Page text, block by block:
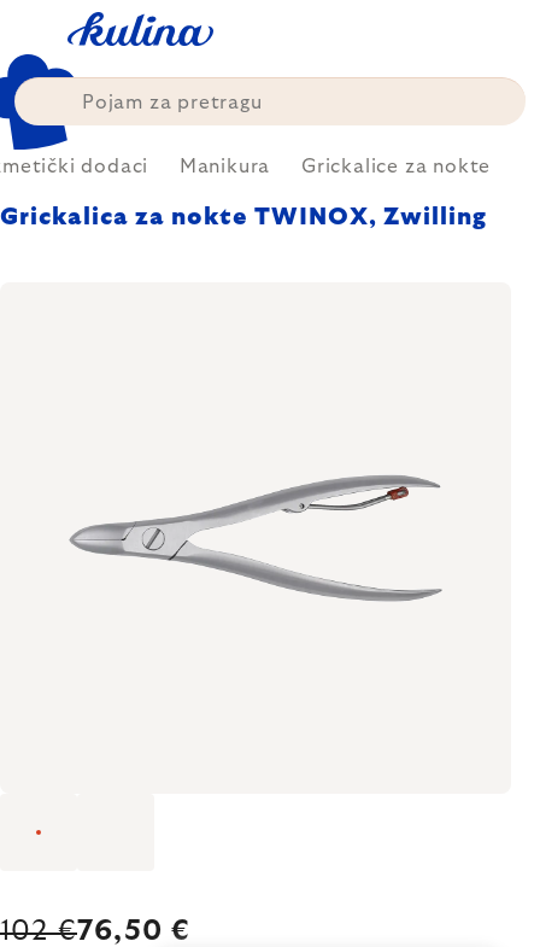
content
dodaci Manikura Grickalice za nokte
Grickalica za nokte TWINOX, Zwilling
102 €76,50 €